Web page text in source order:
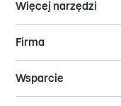
Więcej narzędzi
Firma
Wsparcie